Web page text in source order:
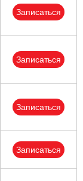
Записаться
Записаться
Записаться
Записаться